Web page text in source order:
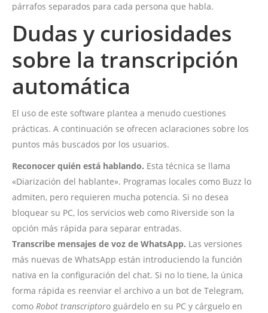
párrafos separados para cada persona que habla.
Dudas y curiosidades
sobre la transcripción
automática
El uso de este software plantea a menudo cuestiones
prácticas. A continuación se ofrecen aclaraciones sobre los
puntos más buscados por los usuarios.
Reconocer quién está hablando. Esta técnica se llama
«Diarización del hablante». Programas locales como Buzz lo
admiten, pero requieren mucha potencia. Si no desea
bloquear su PC, los servicios web como Riverside son la
opción más rápida para separar entradas.
Transcribe mensajes de voz de WhatsApp. Las versiones
más nuevas de WhatsApp están introduciendo la función
nativa en la configuración del chat. Si no lo tiene, la única
forma rápida es reenviar el archivo a un bot de Telegram,
como Robot transcriptoro guárdelo en su PC y cárguelo en